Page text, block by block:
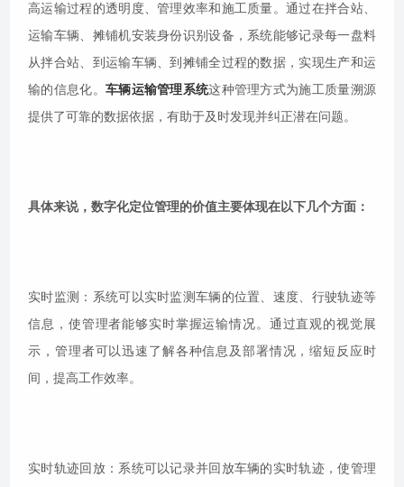
高运输过程的透明度、管理效率和施工质量。通过在拌合站、
运输车辆、摊铺机安装身份识别设备，系统能够记录每一盘料
从拌合站、到运输车辆、到摊铺全过程的数据，实现生产和运
输的信息化。 车辆运输管理系统这种管理方式为施工质量溯源
提供了可靠的数据依据，有助于及时发现并纠正潜在问题。
具体来说，数字化定位管理的价值主要体现在以下几个方面：
实时监测：系统可以实时监测车辆的位置、速度、行驶轨迹等
信息，使管理者能够实时掌握运输情况。通过直观的视觉展
示，管理者可以迅速了解各种信息及部署情况，缩短反应时
间，提高工作效率。
实时轨迹回放：系统可以记录并回放车辆的实时轨迹，使管理